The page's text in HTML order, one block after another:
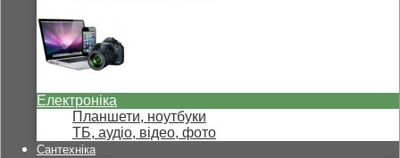
Електроніка
Планшети, ноутбуки
ТБ, аудіо, відео, фото
Сантехніка